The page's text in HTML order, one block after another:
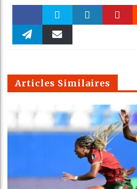
Faceboo Twitter
m
Articles Similaires